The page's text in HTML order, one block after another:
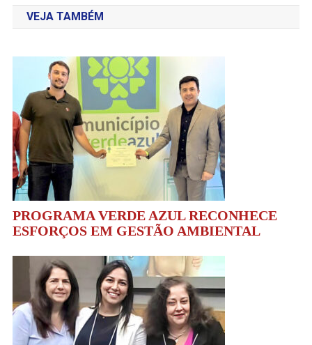
Post
VEJA TAMBÉM
PROGRAMA VERDE AZUL RECONHECE
ESFORÇOS EM GESTÃO AMBIENTAL